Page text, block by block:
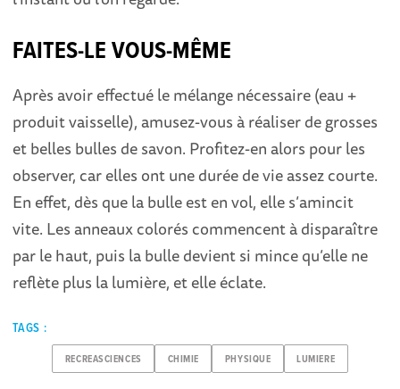
FAITES-LE VOUS-MÊME
Après avoir effectué le mélange nécessaire (eau +
produit vaisselle), amusez-vous à réaliser de grosses
et belles bulles de savon. Profitez-en alors pour les
observer, car elles ont une durée de vie assez courte.
En effet, dès que la bulle est en vol, elle s’amincit
vite. Les anneaux colorés commencent à disparaître
par le haut, puis la bulle devient si mince qu’elle ne
reflète plus la lumière, et elle éclate.
TAGS :
RECREASCIENCES CHIMIE PHYSIQUE LUMIERE